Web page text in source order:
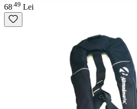
68 49 Lei